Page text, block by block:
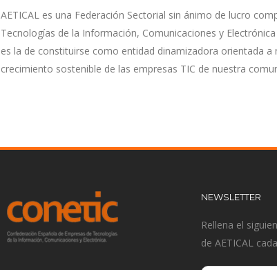
AETICAL es una Federación Sectorial sin ánimo de lucro
Tecnologías de la Información, Comunicaciones y
es la de constituirse como entidad dinamizadora orientada
crecimiento sostenible de las empresas TIC de nuestra
NEWSLETTER
Rellena el
de AETICAL